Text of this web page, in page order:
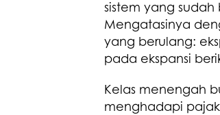
sistem yang sudah
Mengatasinya
yang berulang:
pada ekspansi
Kelas menengah
menghadapi